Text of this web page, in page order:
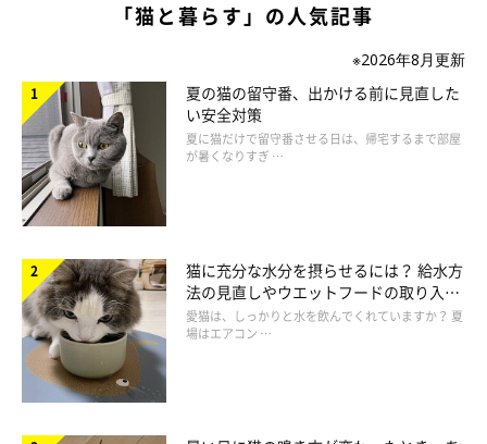
ねこのきもち投稿写真ギャラリー
――水の中に足や手が入っているときや、水を浴びてしまってい
るときは助けてあげたほうがいいのでしょうか？
岡本先生：
「健康などに害がでることではないので、そのまま見守っていて
問題ないでしょう」
――ありがとうございました。
「猫と暮らす」の人気記事
※2026年8月更新
夏の猫の留守番、出かける前に見直した
い安全対策
夏に猫だけで留守番させる日は、帰宅するまで部屋
が暑くなりすぎ …
猫に充分な水分を摂らせるには？ 給水方
法の見直しやウエットフードの取り入れ
方を解説
愛猫は、しっかりと水を飲んでくれていますか？ 夏
場はエアコン …